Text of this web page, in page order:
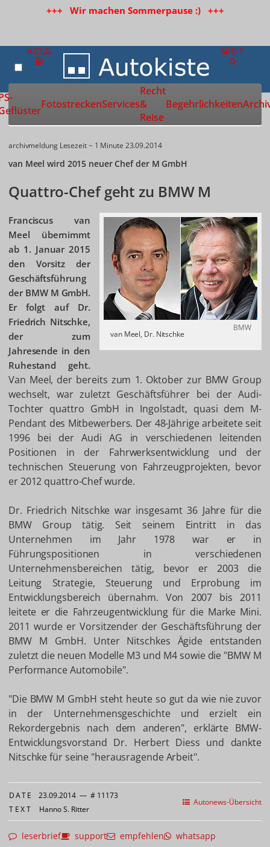
+++ Wir machen Sommerpause :) +++
Zur Startseite
FotostreckenServices
Recht
&
Reise
Begehrlichkeiten
archivmeldung Lesezeit ~ 1 Minute 23.09.2014
van Meel wird 2015 neuer Chef der M GmbH
Quattro-Chef geht zu BMW M
BMW
van Meel, Dr. Nitschke
Franciscus van
Meel übernimmt
ab 1. Januar 2015
den Vorsitz der
Geschäftsführung
der BMW M GmbH.
Er folgt auf Dr.
Friedrich Nitschke,
der zum
Jahresende in den
Ruhestand geht.
Van Meel, der bereits zum 1. Oktober zur BMW Group
wechselt, war zuletzt Geschäftsführer bei der Audi-
Tochter quattro GmbH in Ingolstadt, quasi dem M-
Pendant des Mitbewerbers. Der 48-Jährige arbeitete seit
1996 bei der Audi AG in verschiedenen leitenden
Positionen in der Fahrwerksentwicklung und der
technischen Steuerung von Fahrzeugprojekten, bevor
er 2012 quattro-Chef wurde.
Dr. Friedrich Nitschke war insgesamt 36 Jahre für die
BMW Group tätig. Seit seinem Eintritt in das
Unternehmen im Jahr 1978 war er in
Führungspositionen in verschiedenen
Unternehmensbereichen tätig, bevor er 2003 die
Leitung Strategie, Steuerung und Erprobung im
Entwicklungsbereich übernahm. Von 2007 bis 2011
leitete er die Fahrzeugentwicklung für die Marke Mini.
2011 wurde er Vorsitzender der Geschäftsführung der
BMW M GmbH. Unter Nitschkes Ägide entstanden
zuletzt die neuen Modelle M3 und M4 sowie die "BMW M
Performance Automobile".
"Die BMW M GmbH steht heute so gut da wie nie zuvor
in der Unternehmensgeschichte und erzielt ein
Rekordergebnis nach dem anderen", erklärte BMW-
Entwicklungsvorstand Dr. Herbert Diess und dankte
Nitschke für seine "herausragende Arbeit".
Autonews-Übersicht
DATE 23.09.2014 — # 11173
TEXT Hanno S. Ritter
leserbrief support empfehlen whatsapp